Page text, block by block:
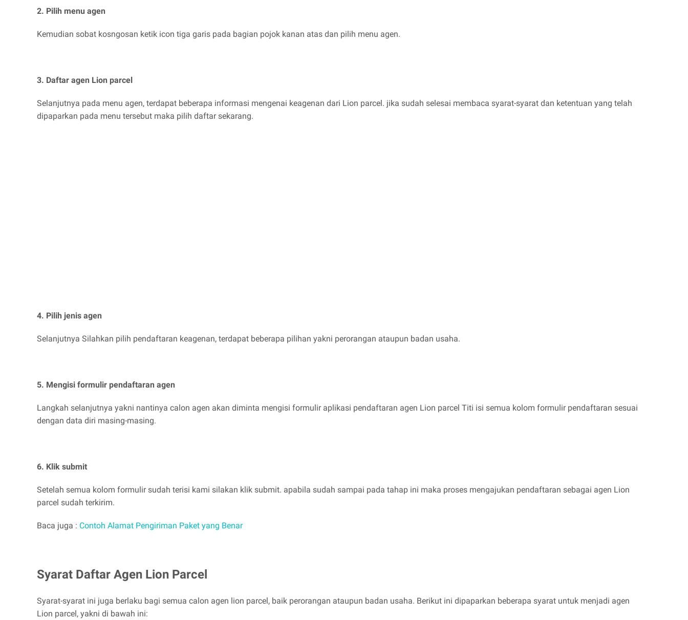
2. Pilih menu agen
Kemudian sobat kosngosan ketik icon tiga garis pada bagian pojok kanan atas dan pilih menu agen.
3. Daftar agen Lion parcel
Selanjutnya pada menu agen, terdapat beberapa informasi mengenai keagenan dari Lion parcel. jika sudah selesai membaca syarat-syarat dan ketentuan yang telah
dipaparkan pada menu tersebut maka pilih daftar sekarang.
4. Pilih jenis agen
Selanjutnya Silahkan pilih pendaftaran keagenan, terdapat beberapa pilihan yakni perorangan ataupun badan usaha.
5. Mengisi formulir pendaftaran agen
Langkah selanjutnya yakni nantinya calon agen akan diminta mengisi formulir aplikasi pendaftaran agen Lion parcel Titi isi semua kolom formulir pendaftaran sesuai
dengan data diri masing-masing.
6. Klik submit
Setelah semua kolom formulir sudah terisi kami silakan klik submit. apabila sudah sampai pada tahap ini maka proses mengajukan pendaftaran sebagai agen Lion
parcel sudah terkirim.
Baca juga : Contoh Alamat Pengiriman Paket yang Benar
Syarat Daftar Agen Lion Parcel
Syarat-syarat ini juga berlaku bagi semua calon agen lion parcel, baik perorangan ataupun badan usaha. Berikut ini dipaparkan beberapa syarat untuk menjadi agen
Lion parcel, yakni di bawah ini: